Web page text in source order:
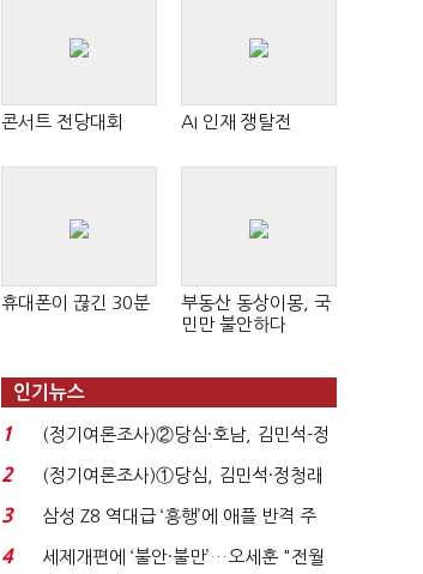
콘서트 전당대회 AI 인재 쟁탈전
휴대폰이 끊긴 30분
부동산 동상이몽, 국
민만 불안하다
인기뉴스
1
(정기여론조사)②당심·호남, 김민석-정
청래 '초접전'...
2
(정기여론조사)①당심, 김민석·정청래
'초접전'…대통령 ...
3
삼성 Z8 역대급 ‘흥행’에 애플 반격 주
목…9월 ‘폴...
4
세제개편에 ‘불안·불만’…오세훈 "전월